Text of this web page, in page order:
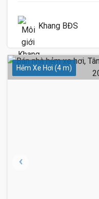
Khang BĐS
Hẻm Xe Hơi (4 m)